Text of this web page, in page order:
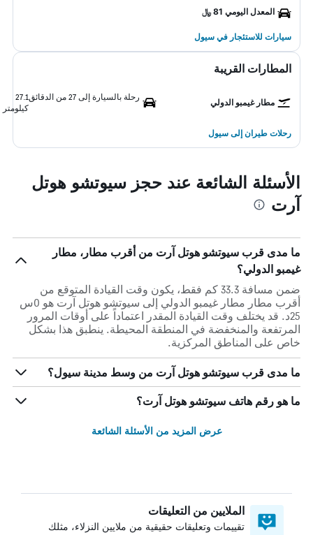
المعدل اليومي 81 ﷼
سيارات للاستئجار في سيول
المطارات القريبة
مطار غيمبو الدولي
رحلة بالسيارة إلى 27 من الدقائق
27.1
كيلومتر
رحلات طيران إلى سيول
الأسئلة الشائعة عند حجز سيوتشو هوتل
آرت
ما مدى قرب سيوتشو هوتل آرت من أقرب مطار، مطار
غيمبو الدولي؟
ضمن مسافة 33.3 كم فقط، يكون وقت القيادة المتوقع من
أقرب مطار مطار غيمبو الدولي إلى سيوتشو هوتل آرت هو 0س
25د. قد يختلف وقت القيادة المقدر اعتماداً على أوقات المرور
المرتفعة والمنخفضة في المنطقة المحيطة. ينطبق هذا بشكل
خاص على المناطق المركزية.
ما مدى قرب سيوتشو هوتل آرت من وسط مدينة سيول؟
ما هو رقم هاتف سيوتشو هوتل آرت؟
عرض المزيد من الأسئلة الشائعة
الملايين من التعليقات
تقييمات وتعليقات حقيقية من ملايين النزلاء، مثلك